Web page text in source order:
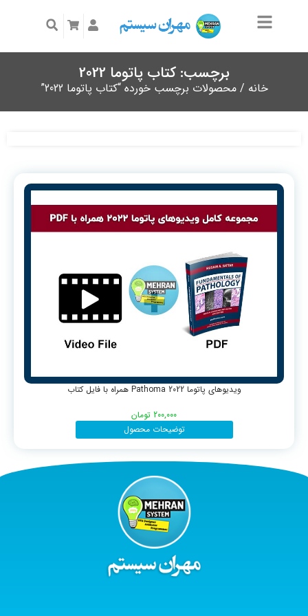
برچسب: کتاب پاتوما 2022
خانه / محصولات برچسب خورده “کتاب پاتوما 2022”
ویدیوهای پاتوما Pathoma 2022 همراه با فایل کتاب
200,000 تومان
توضیحات محصول